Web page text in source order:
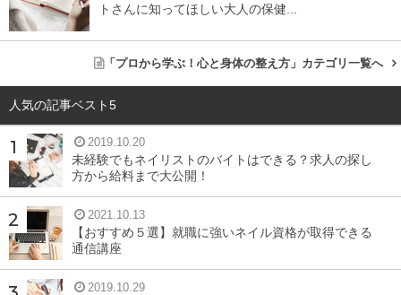
クッションファンデはとても崩れやすいと言われています
が、それにはいくつかの原因が考えられます。「クッショ
ンファンデが崩れやすい」と悩んでいる人は、以下のどれ
かに当てはまっていないかチェックしてみましょう。
乾燥肌が原因のテカリ
クッションファンデが徐々に崩れてくるという場合は、乾
トさんに知ってほしい大人の保健...
「プロから学ぶ！心と身体の整え方」カテゴリ一覧へ
人気の記事ベスト5
2019.10.20
未経験でもネイリストのバイトはできる？求人の探し
方から給料まで大公開！
2021.10.13
【おすすめ５選】就職に強いネイル資格が取得できる
通信講座
2019.10.29